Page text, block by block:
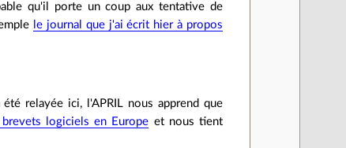
qu'il porte un coup aux tentative de
le journal que j'ai écrit hier à propos
relayée ici, l'APRIL nous apprend que
logiciels en Europe et nous tient